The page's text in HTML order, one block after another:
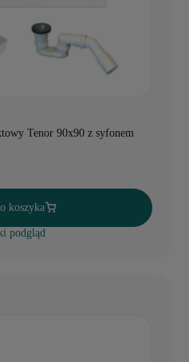
Tenor 90x90 z syfonem
koszyka
podgląd